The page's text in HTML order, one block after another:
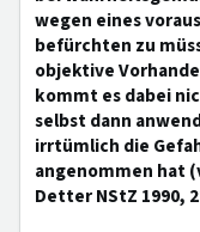
wegen eines
befürchten zu
objektive
kommt es dabei
selbst dann
irrtümlich die
angenommen hat
Detter NStZ 1990,